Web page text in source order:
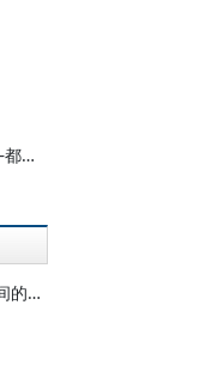
时东陆：中国建筑与规划的误区-——都市人文尺度系列
葛剑雄：殉葬品和掘墓人：“文革”期间的中学教师